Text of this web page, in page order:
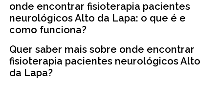
onde encontrar fisioterapia pacientes
neurológicos Alto da Lapa: o que é e
como funciona?
Quer saber mais sobre onde encontrar
fisioterapia pacientes neurológicos Alto
da Lapa?